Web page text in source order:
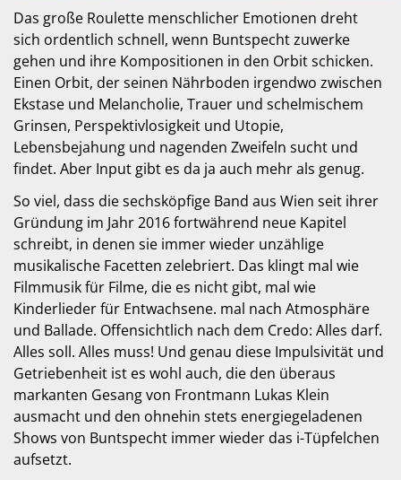
Das große Roulette menschlicher Emotionen dreht
sich ordentlich schnell, wenn Buntspecht zuwerke
gehen und ihre Kompositionen in den Orbit schicken.
Einen Orbit, der seinen Nährboden irgendwo zwischen
Ekstase und Melancholie, Trauer und schelmischem
Grinsen, Perspektivlosigkeit und Utopie,
Lebensbejahung und nagenden Zweifeln sucht und
findet. Aber Input gibt es da ja auch mehr als genug.
So viel, dass die sechsköpfige Band aus Wien seit ihrer
Gründung im Jahr 2016 fortwährend neue Kapitel
schreibt, in denen sie immer wieder unzählige
musikalische Facetten zelebriert. Das klingt mal wie
Filmmusik für Filme, die es nicht gibt, mal wie
Kinderlieder für Entwachsene. mal nach Atmosphäre
und Ballade. Offensichtlich nach dem Credo: Alles darf.
Alles soll. Alles muss! Und genau diese Impulsivität und
Getriebenheit ist es wohl auch, die den überaus
markanten Gesang von Frontmann Lukas Klein
ausmacht und den ohnehin stets energiegeladenen
Shows von Buntspecht immer wieder das i-Tüpfelchen
aufsetzt.